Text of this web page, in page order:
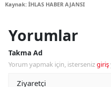
Kaynak: İHLAS HABER AJANSI
Yorumlar
Takma Ad
Yorum yapmak için, istersenizgiriş